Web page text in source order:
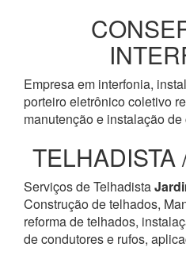
Empresa em interfonia,
porteiro eletrônico coletivo
manutenção e instalação
Serviços de Telhadista
Construção de telhados,
reforma de telhados,
de condutores e rufos,